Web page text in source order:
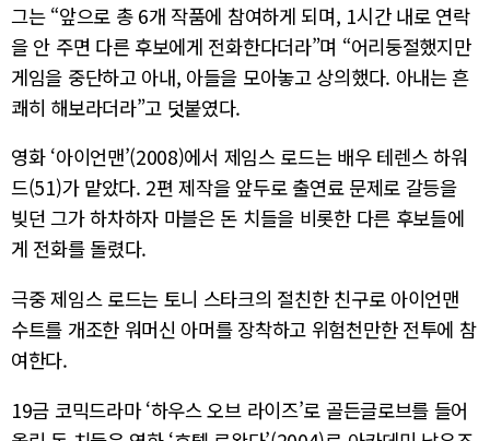
그는 “앞으로 총 6개 작품에 참여하게 되며, 1시간 내로 연락
을 안 주면 다른 후보에게 전화한다더라”며 “어리둥절했지만
게임을 중단하고 아내, 아들을 모아놓고 상의했다. 아내는 흔
쾌히 해보라더라”고 덧붙였다.
영화 ‘아이언맨’(2008)에서 제임스 로드는 배우 테렌스 하워
드(51)가 맡았다. 2편 제작을 앞두로 출연료 문제로 갈등을
빚던 그가 하차하자 마블은 돈 치들을 비롯한 다른 후보들에
게 전화를 돌렸다.
극중 제임스 로드는 토니 스타크의 절친한 친구로 아이언맨
수트를 개조한 워머신 아머를 장착하고 위험천만한 전투에 참
여한다.
19금 코믹드라마 ‘하우스 오브 라이즈’로 골든글로브를 들어